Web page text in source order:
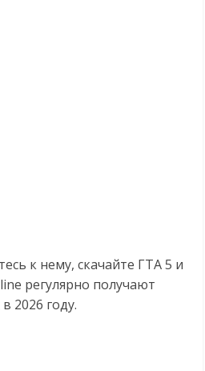
к нему, скачайте ГТА 5 и
регулярно получают
2026 году.